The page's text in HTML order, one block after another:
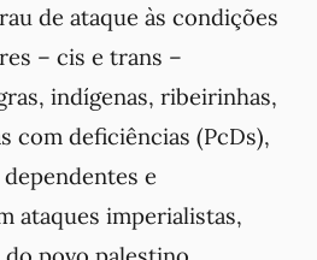
de ataque às condições
– cis e trans –
indígenas, ribeirinhas,
com deficiências (PcDs),
e
ataques imperialistas,